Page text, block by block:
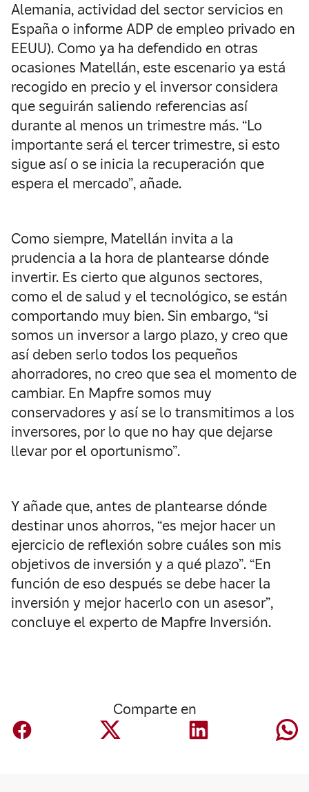
Alemania, actividad del sector servicios en
España o informe ADP de empleo privado en
EEUU). Como ya ha defendido en otras
ocasiones Matellán, este escenario ya está
recogido en precio y el inversor considera
que seguirán saliendo referencias así
durante al menos un trimestre más. “Lo
importante será el tercer trimestre, si esto
sigue así o se inicia la recuperación que
espera el mercado”, añade.
Como siempre, Matellán invita a la
prudencia a la hora de plantearse dónde
invertir. Es cierto que algunos sectores,
como el de salud y el tecnológico, se están
comportando muy bien. Sin embargo, “si
somos un inversor a largo plazo, y creo que
así deben serlo todos los pequeños
ahorradores, no creo que sea el momento de
cambiar. En Mapfre somos muy
conservadores y así se lo transmitimos a los
inversores, por lo que no hay que dejarse
llevar por el oportunismo”.
Y añade que, antes de plantearse dónde
destinar unos ahorros, “es mejor hacer un
ejercicio de reflexión sobre cuáles son mis
objetivos de inversión y a qué plazo”. “En
función de eso después se debe hacer la
inversión y mejor hacerlo con un asesor”,
concluye el experto de Mapfre Inversión.
Comparte en